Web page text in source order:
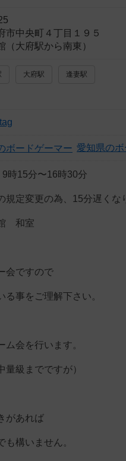
市中央町４丁目１９５
（大府駅から南東）
大府駅 逢妻駅
愛知県の
9時15分〜16時30分
規定変更の為、15分遅くな
和室
会ですので
る事をご理解下さい。
ム会を行います。
量級までですが）
があれば
も構いません。